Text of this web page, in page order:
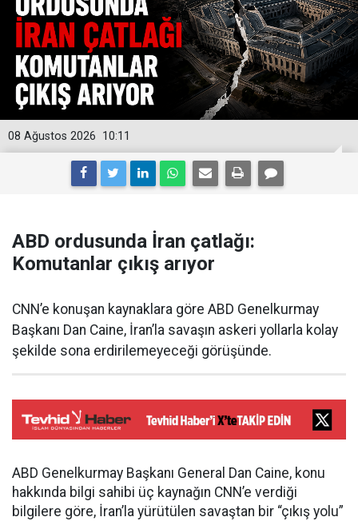
10:11
08 Ağustos 2026
ABD ordusunda İran çatlağı:
Komutanlar çıkış arıyor
CNN’e konuşan kaynaklara göre ABD Genelkurmay
Başkanı Dan Caine, İran’la savaşın askeri yollarla kolay
şekilde sona erdirilemeyeceği görüşünde.
ABD Genelkurmay Başkanı General Dan Caine, konu
hakkında bilgi sahibi üç kaynağın CNN’e verdiği
bilgilere göre, İran’la yürütülen savaştan bir “çıkış yolu”